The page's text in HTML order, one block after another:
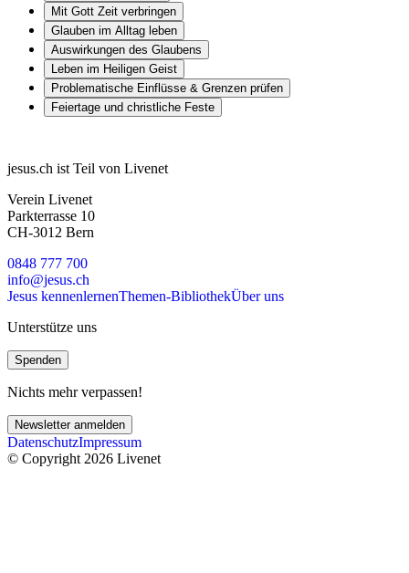
Mit Gott Zeit verbringen
Glauben im Alltag leben
Auswirkungen des Glaubens
Leben im Heiligen Geist
Problematische Einflüsse & Grenzen prüfen
Feiertage und christliche Feste
jesus.ch ist Teil von Livenet
Verein Livenet
Parkterrasse 10
CH-3012 Bern
0848 777 700
info@jesus.ch
Jesus kennenlernenThemen-BibliothekÜber uns
Unterstütze uns
Spenden
Nichts mehr verpassen!
Newsletter anmelden
DatenschutzImpressum
© Copyright 2026 Livenet